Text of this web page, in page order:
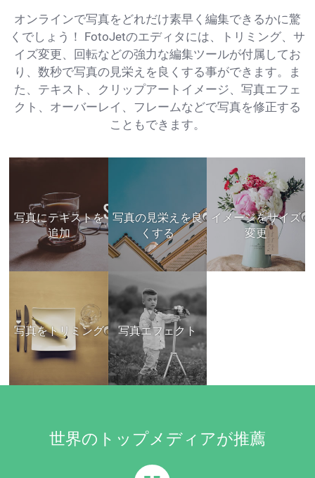
オンラインで写真をどれだけ素早く編集できるかに驚
くでしょう！ FotoJetのエディタには、トリミング、サ
イズ変更、回転などの強力な編集ツールが付属してお
り、数秒で写真の見栄えを良くする事ができます。ま
た、テキスト、クリップアートイメージ、写真エフェ
クト、オーバーレイ、フレームなどで写真を修正する
こともできます。
写真にテキストを
追加
写真の見栄えを良
くする
イメージをサイズ
変更
写真をトリミング 写真エフェクト
世界のトップメディアが推薦